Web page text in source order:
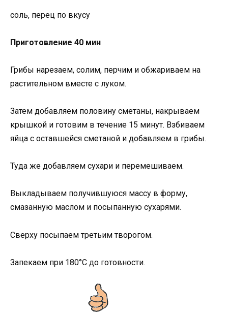
соль, перец по вкусу
Приготовление 40 мин
Грибы нарезаем, солим, перчим и обжариваем на
растительном вместе с луком.
Затем добавляем половину сметаны, накрываем
крышкой и готовим в течение 15 минут. Взбиваем
яйца с оставшейся сметаной и добавляем в грибы.
Туда же добавляем cyxapи и перемешиваем.
Выкладываем получившуюся массу в форму,
смазанную маслом и посыпанную сухарями.
Сверху посыпаем третьим творогом.
Запекаем при 180°С до готовности.